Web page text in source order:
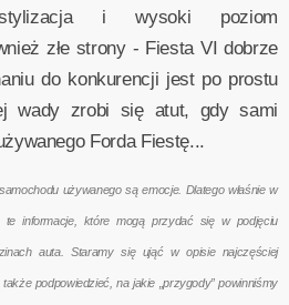
i wysoki poziom
złe strony - Fiesta VI dobrze
do konkurencji jest po prostu
wady zrobi się atut, gdy sami
Forda Fiestę...
używanego są emocje. Dlatego właśnie w
te informacje, które mogą przydać się w podjęciu
auta. Staramy się ująć w opisie najczęściej
podpowiedzieć, na jakie „przygody” powinniśmy